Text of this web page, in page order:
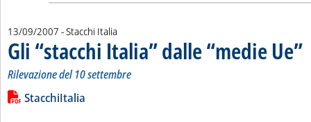
13/09/2007 - Stacchi Italia
Gli “stacchi Italia” dalle “medie Ue”..
Rilevazione del 10 settembre
Leggi tutta la notizia: 'Gli “stacchi Italia” dalle “medie Ue”'
Lista allegati PDF alla notizia
StacchiItalia